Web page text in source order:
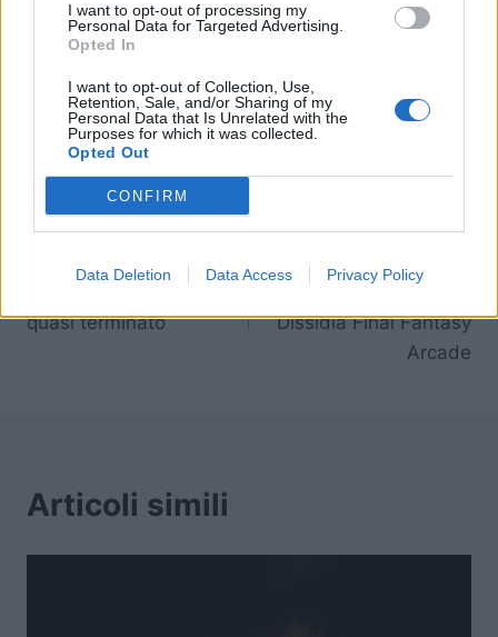
I want to opt-out of processing my
Personal Data for Targeted Advertising.
Opted In
I want to opt-out of Collection, Use,
Retention, Sale, and/or Sharing of my
Personal Data that Is Unrelated with the
Purposes for which it was collected.
Opted Out
CONFIRM
Data Deletion Data Access Privacy Policy
Stormblood uscirà solo su PC e Playstation 4
ed è già preordinabile al seguentelink
Navigazione
articoli
Il doppiaggio di Final
quasi terminato
L’Imperatore Mateus
Dissidia Final Fantasy
Arcade
Articoli simili